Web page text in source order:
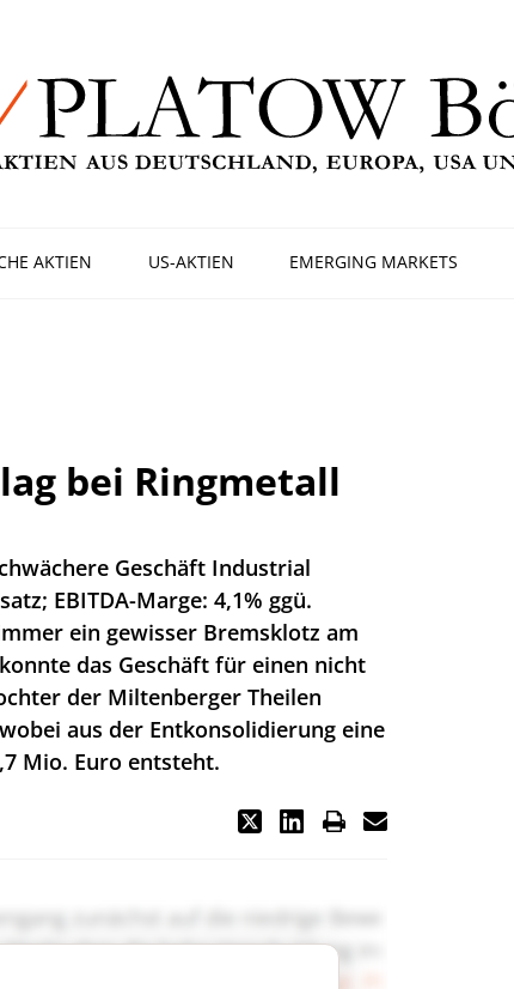
AKTIEN US-AKTIEN EMERGING MARKETS
bei Ringmetall
Geschäft Industrial
EBITDA-Marge: 4,1% ggü.
ein gewisser Bremsklotz am
das Geschäft für einen nicht
der Miltenberger Theilen
aus der Entkonsolidierung eine
Mio. Euro entsteht.